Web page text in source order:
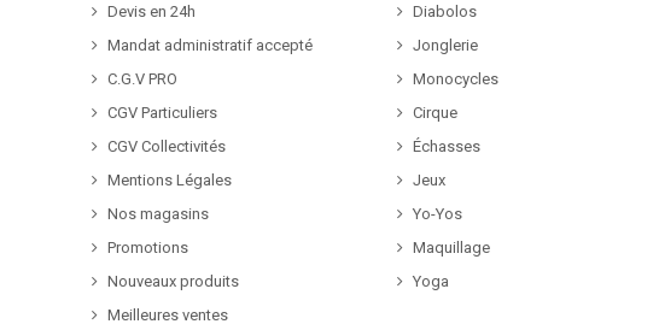
Devis en 24h
Mandat administratif accepté
C.G.V PRO
CGV Particuliers
CGV Collectivités
Mentions Légales
Nos magasins
Promotions
Nouveaux produits
Meilleures ventes
Diabolos
Jonglerie
Monocycles
Cirque
Échasses
Jeux
Yo-Yos
Maquillage
Yoga